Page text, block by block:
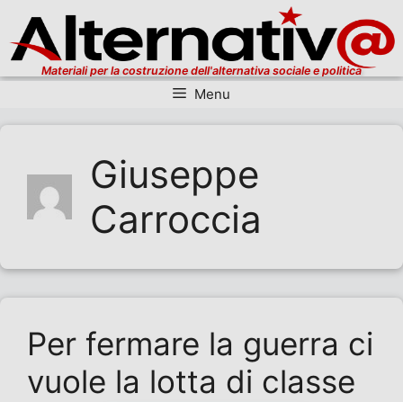
Materiali per la costruzione dell'alternativa sociale e politica
Menu
Giuseppe
Carroccia
Per fermare la guerra ci
vuole la lotta di classe